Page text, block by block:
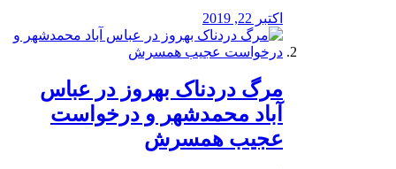
اکتبر 22, 2019
مرگ دردناک بهروز در عباس
آباد محمدشهر و درخواست
عجیب همسرش